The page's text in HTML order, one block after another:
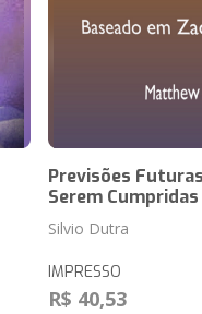
Previsões
Serem Cumpridas
Silvio Dutra
IMPRESSO
R$ 40,53